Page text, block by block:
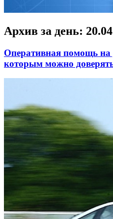
Архив за день:
Оперативная помощь на
которым можно